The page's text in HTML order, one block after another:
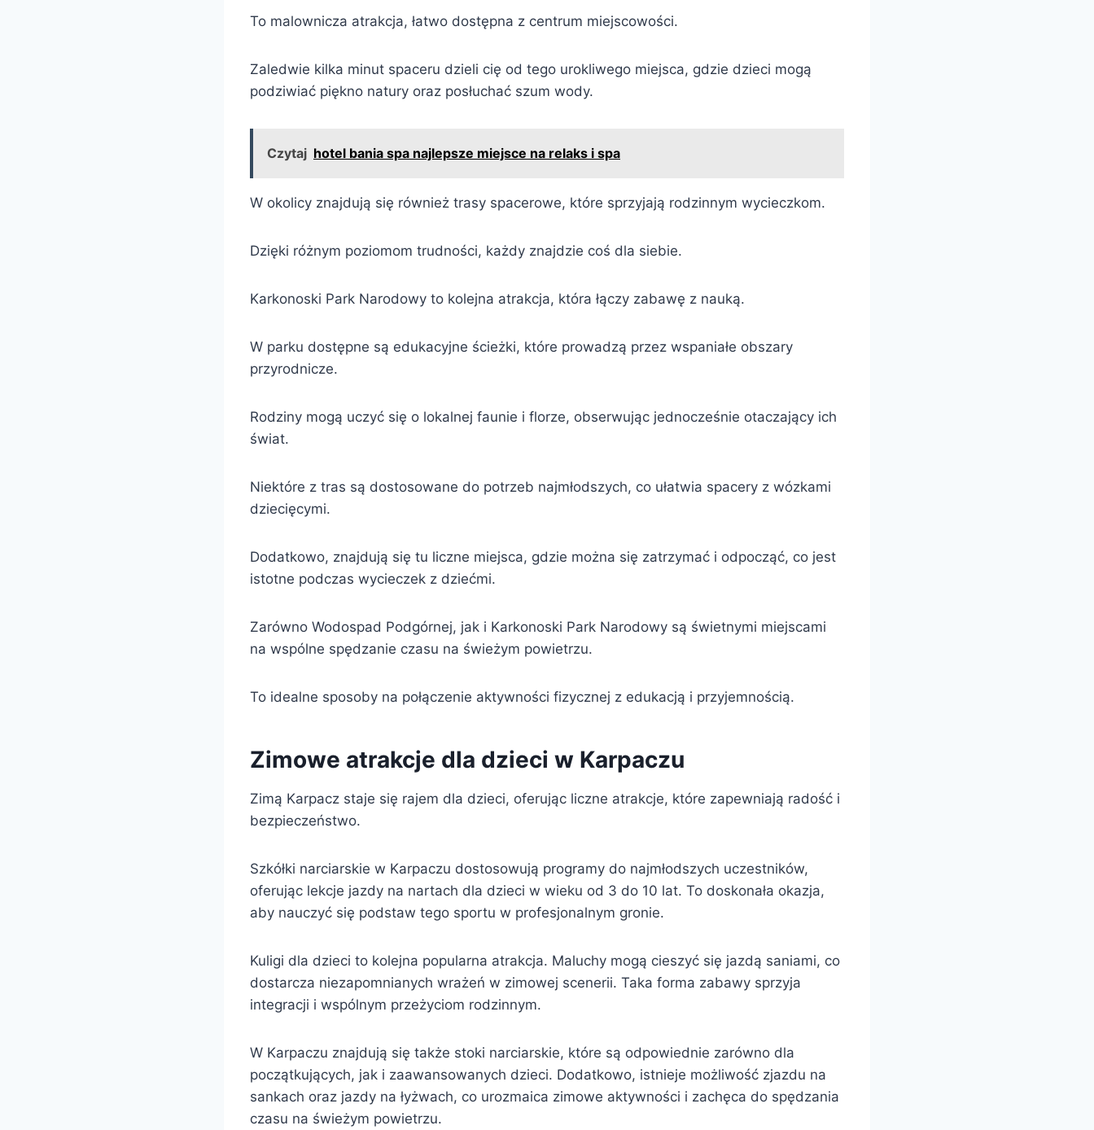
To malownicza atrakcja, łatwo dostępna z centrum miejscowości.
Zaledwie kilka minut spaceru dzieli cię od tego urokliwego miejsca, gdzie dzieci mogą
podziwiać piękno natury oraz posłuchać szum wody.
Czytaj hotel bania spa najlepsze miejsce na relaks i spa
W okolicy znajdują się również trasy spacerowe, które sprzyjają rodzinnym wycieczkom.
Dzięki różnym poziomom trudności, każdy znajdzie coś dla siebie.
Karkonoski Park Narodowy to kolejna atrakcja, która łączy zabawę z nauką.
W parku dostępne są edukacyjne ścieżki, które prowadzą przez wspaniałe obszary
przyrodnicze.
Rodziny mogą uczyć się o lokalnej faunie i florze, obserwując jednocześnie otaczający ich
świat.
Niektóre z tras są dostosowane do potrzeb najmłodszych, co ułatwia spacery z wózkami
dziecięcymi.
Dodatkowo, znajdują się tu liczne miejsca, gdzie można się zatrzymać i odpocząć, co jest
istotne podczas wycieczek z dziećmi.
Zarówno Wodospad Podgórnej, jak i Karkonoski Park Narodowy są świetnymi miejscami
na wspólne spędzanie czasu na świeżym powietrzu.
To idealne sposoby na połączenie aktywności fizycznej z edukacją i przyjemnością.
Zimowe atrakcje dla dzieci w Karpaczu
Zimą Karpacz staje się rajem dla dzieci, oferując liczne atrakcje, które zapewniają radość i
bezpieczeństwo.
Szkółki narciarskie w Karpaczu dostosowują programy do najmłodszych uczestników,
oferując lekcje jazdy na nartach dla dzieci w wieku od 3 do 10 lat. To doskonała okazja,
aby nauczyć się podstaw tego sportu w profesjonalnym gronie.
Kuligi dla dzieci to kolejna popularna atrakcja. Maluchy mogą cieszyć się jazdą saniami, co
dostarcza niezapomnianych wrażeń w zimowej scenerii. Taka forma zabawy sprzyja
integracji i wspólnym przeżyciom rodzinnym.
W Karpaczu znajdują się także stoki narciarskie, które są odpowiednie zarówno dla
początkujących, jak i zaawansowanych dzieci. Dodatkowo, istnieje możliwość zjazdu na
sankach oraz jazdy na łyżwach, co urozmaica zimowe aktywności i zachęca do spędzania
czasu na świeżym powietrzu.